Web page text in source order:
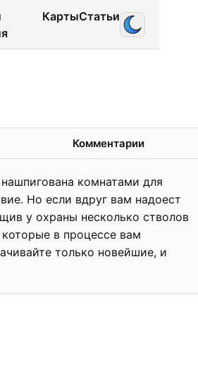
КартыСтатьи
❯
Комментарии
комнатами для
Но если вдруг вам надоест
у охраны несколько стволов
в процессе вам
только новейшие, и